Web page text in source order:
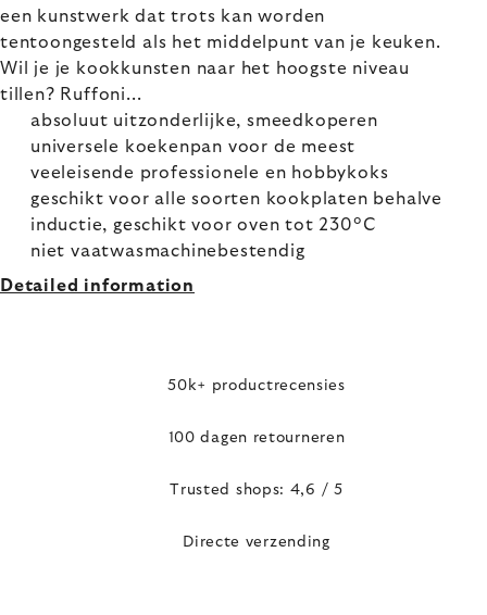
een kunstwerk dat trots kan worden
tentoongesteld als het middelpunt van je keuken.
Wil je je kookkunsten naar het hoogste niveau
tillen? Ruffoni...
absoluut uitzonderlijke, smeedkoperen
universele koekenpan voor de meest
veeleisende professionele en hobbykoks
geschikt voor alle soorten kookplaten behalve
inductie, geschikt voor oven tot 230°C
niet vaatwasmachinebestendig
Detailed information
50k+ productrecensies
100 dagen retourneren
Trusted shops: 4,6 / 5
Directe verzending